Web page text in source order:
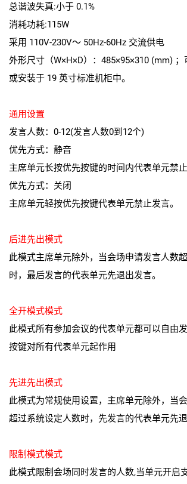
总谐波失真:小于 0.1%
消耗功耗:115W
采用 110V-230V～ 50Hz-60Hz 交流供电
外形尺寸（W×H×D）：485×95×310 (mm)
或安装于 19 英寸标准机柜中。
通用设置
发言人数：0-12(发言人数0到12个)
优先方式：静音
主席单元长按优先按键的时间内代表单元禁止
优先方式：关闭
主席单元轻按优先按键代表单元禁止发言。
后进先出模式
此模式主席单元除外，当会场申请发言人数
时，最后发言的代表单元先退出发言。
全开模式模式
此模式所有参加会议的代表单元都可以自由
按键对所有代表单元起作用
先进先出模式
此模式为常规使用设置，主席单元除外，当
超过系统设定人数时，先发言的代表单元先退
限制模式模式
此模式限制会场同时发言的人数,当单元开启